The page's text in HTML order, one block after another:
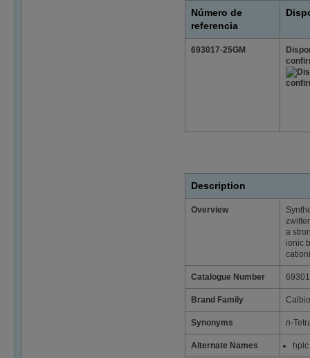
Número de
referencia
693017-25GM
Description
Overview
a
ionic
Catalogue Number
Brand Family
Synonyms n-
Alternate Names